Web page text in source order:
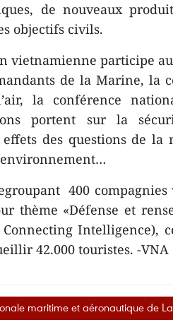
de nouveaux
objectifs civils.
vietnamienne participe
de la Marine, la
la conférence
portent sur la
des questions de la
400 compagnies
thème «Défense et
Intelligence),
42.000 touristes. -VNA
maritime et aéronautique de